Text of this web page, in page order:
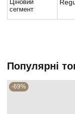
Ціновий
сегмент
Популярні
-69%